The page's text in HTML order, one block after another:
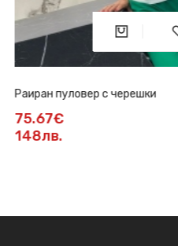
Раиран пуловер с черешки
75.67€
148лв.